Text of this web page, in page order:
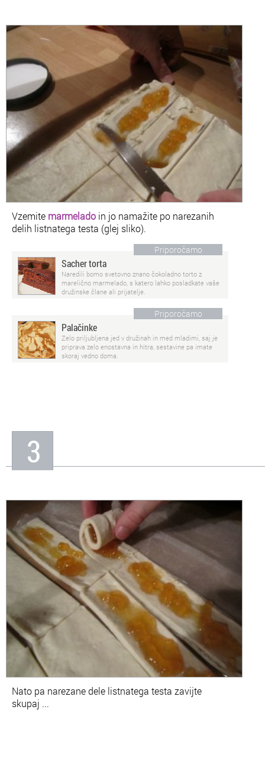
Vzemite marmelado in jo namažite po narezanih
delih listnatega testa (glej sliko).
Priporočamo
Sacher torta
Naredili bomo svetovno znano čokoladno torto z
marelično marmelado, s katero lahko posladkate vaše
družinske člane ali prijatelje.
Priporočamo
Palačinke
Zelo priljubljena jed v družinah in med mladimi, saj je
priprava zelo enostavna in hitra, sestavine pa imate
skoraj vedno doma.
3
Nato pa narezane dele listnatega testa zavijte
skupaj ...